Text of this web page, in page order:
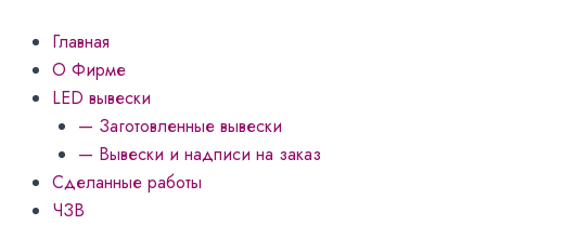
содержимому
Главная
О Фирме
LED вывески
— Заготовленные вывески
— Вывески и надписи на заказ
Сделанные работы
ЧЗВ
товара
вывеска
"Боулинг"